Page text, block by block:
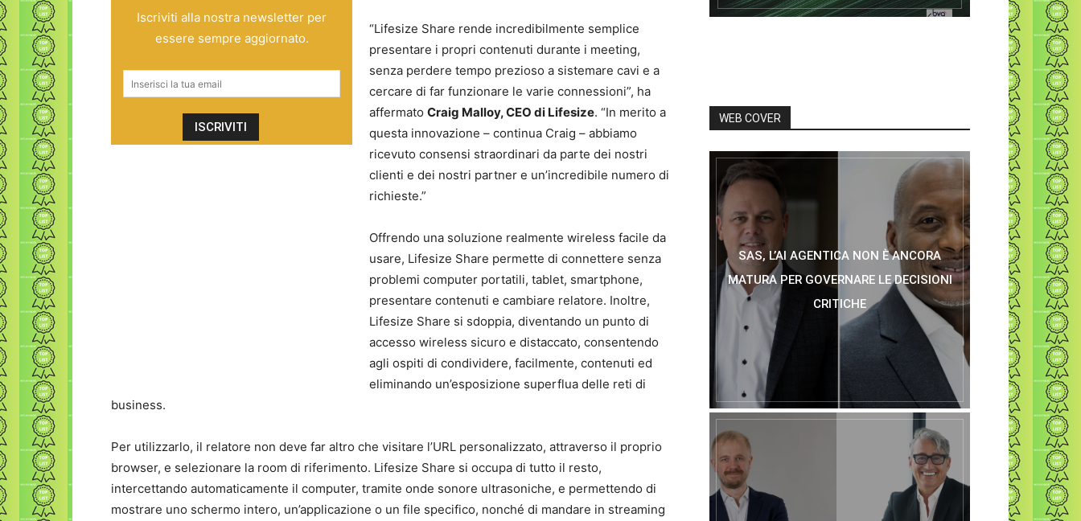
Iscriviti alla nostra newsletter per
essere sempre aggiornato.
“Lifesize Share rende incredibilmente semplice
presentare i propri contenuti durante i meeting,
senza perdere tempo prezioso a sistemare cavi e a
cercare di far funzionare le varie connessioni”, ha
affermato Craig Malloy, CEO di Lifesize. “In merito a
questa innovazione – continua Craig – abbiamo
ricevuto consensi straordinari da parte dei nostri
clienti e dei nostri partner e un’incredibile numero di
richieste.”
Offrendo una soluzione realmente wireless facile da
usare, Lifesize Share permette di connettere senza
problemi computer portatili, tablet, smartphone,
presentare contenuti e cambiare relatore. Inoltre,
Lifesize Share si sdoppia, diventando un punto di
accesso wireless sicuro e distaccato, consentendo
agli ospiti di condividere, facilmente, contenuti ed
eliminando un’esposizione superflua delle reti di
business.
Per utilizzarlo, il relatore non deve far altro che visitare l’URL personalizzato, attraverso il proprio
browser, e selezionare la room di riferimento. Lifesize Share si occupa di tutto il resto,
intercettando automaticamente il computer, tramite onde sonore ultrasoniche, e permettendo di
mostrare uno schermo intero, un’applicazione o un file specifico, nonché di mandare in streaming
WEB COVER
SAS, L’AI AGENTICA NON È ANCORA
MATURA PER GOVERNARE LE DECISIONI
CRITICHE